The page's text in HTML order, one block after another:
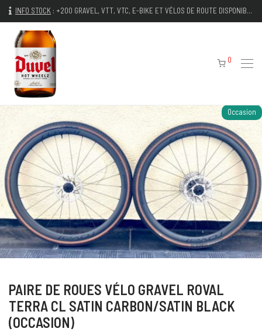
INFO STOCK : +200 GRAVEL, VTT, VTC, E-BIKE ET VÉLOS DE ROUTE DISPONIBLES IMMÉDIATEMENT
0
Occasion
PAIRE DE ROUES VÉLO GRAVEL ROVAL
TERRA CL SATIN CARBON/SATIN BLACK
(OCCASION)